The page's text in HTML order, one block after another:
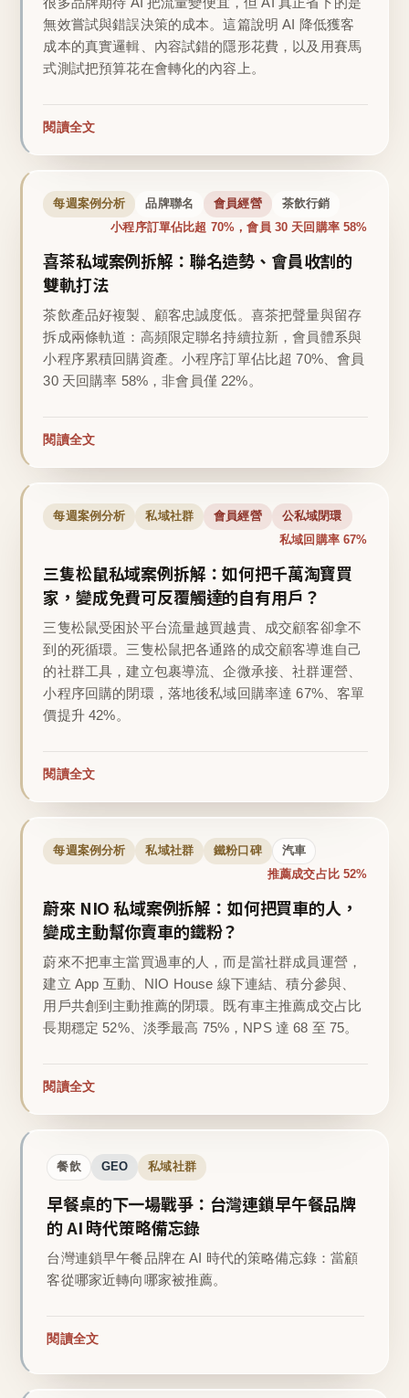
無效嘗試與錯誤決策的成本。這篇說明 AI 降低獲客
成本的真實邏輯、內容試錯的隱形花費，以及用賽馬
式測試把預算花在會轉化的內容上。
閱讀全文
每週案例分析 品牌聯名 會員經營 茶飲行銷
小程序訂單佔比超 70%，會員 30 天回購率 58%
喜茶私域案例拆解：聯名造勢、會員收割的
雙軌打法
茶飲產品好複製、顧客忠誠度低。喜茶把聲量與留存
拆成兩條軌道：高頻限定聯名持續拉新，會員體系與
小程序累積回購資產。小程序訂單佔比超 70%、會員
30 天回購率 58%，非會員僅 22%。
閱讀全文
每週案例分析 私域社群 會員經營 公私域閉環
私域回購率 67%
三隻松鼠私域案例拆解：如何把千萬淘寶買
家，變成免費可反覆觸達的自有用戶？
三隻松鼠受困於平台流量越買越貴、成交顧客卻拿不
到的死循環。三隻松鼠把各通路的成交顧客導進自己
的社群工具，建立包裹導流、企微承接、社群運營、
小程序回購的閉環，落地後私域回購率達 67%、客單
價提升 42%。
閱讀全文
每週案例分析 私域社群 鐵粉口碑 汽車
推薦成交占比 52%
蔚來 NIO 私域案例拆解：如何把買車的人，
變成主動幫你賣車的鐵粉？
蔚來不把車主當買過車的人，而是當社群成員運營，
建立 App 互動、NIO House 線下連結、積分參與、
用戶共創到主動推薦的閉環。既有車主推薦成交占比
長期穩定 52%、淡季最高 75%，NPS 達 68 至 75。
閱讀全文
餐飲 GEO 私域社群
早餐桌的下一場戰爭：台灣連鎖早午餐品牌
的 AI 時代策略備忘錄
台灣連鎖早午餐品牌在 AI 時代的策略備忘錄：當顧
客從哪家近轉向哪家被推薦。
閱讀全文